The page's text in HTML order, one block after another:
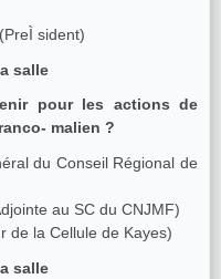
sident)
salle
pour les actions de
franco- malien ?
du Conseil Régional de
: Hatoudama NiakhateÌ (Adjointe au SC du CNJMF)
de la Cellule de Kayes)
salle